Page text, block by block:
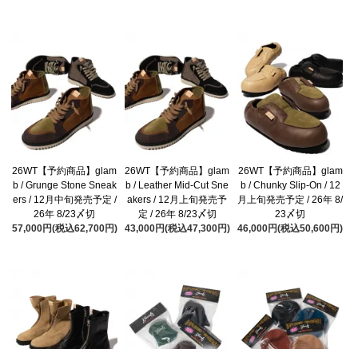
26WT【予約商品】glam
b / Grunge Stone Sneak
ers / 12月中旬発売予定 /
26年 8/23〆切
57,000円(税込62,700円)
26WT【予約商品】glam
b / Leather Mid-Cut Sne
akers / 12月上旬発売予
定 / 26年 8/23〆切
43,000円(税込47,300円)
26WT【予約商品】glam
b / Chunky Slip-On / 12
月上旬発売予定 / 26年 8/
23〆切
46,000円(税込50,600円)